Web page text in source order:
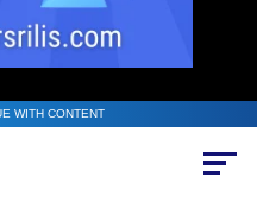
WITH CONTENT